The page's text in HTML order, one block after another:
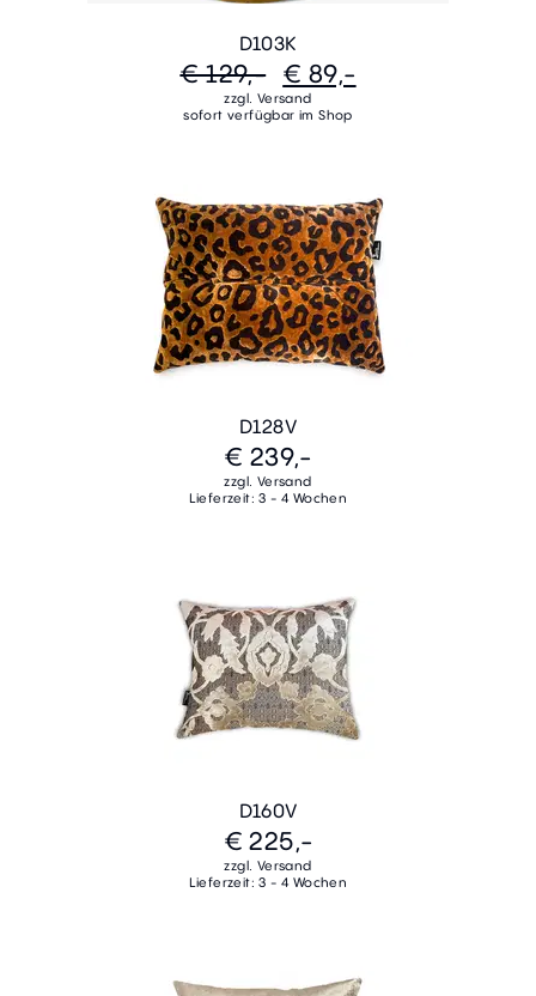
D103K
€ 129,- € 89,-
zzgl. Versand
sofort verfügbar im Shop
D128V
€ 239,-
zzgl. Versand
Lieferzeit: 3 - 4 Wochen
D160V
€ 225,-
zzgl. Versand
Lieferzeit: 3 - 4 Wochen